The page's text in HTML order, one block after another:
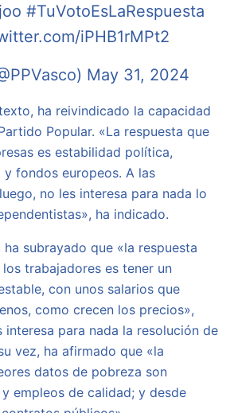
#TuVotoEsLaRespuesta
iPHB1rMPt2
May 31, 2024
ha reivindicado la capacidad
Popular. «La respuesta que
es estabilidad política,
fondos europeos. A las
no les interesa para nada lo
ha indicado.
ha subrayado que «la respuesta
trabajadores es tener un
con unos salarios que
como crecen los precios»,
interesa para nada la resolución de
vez, ha afirmado que «la
datos de pobreza son
empleos de calidad; y desde